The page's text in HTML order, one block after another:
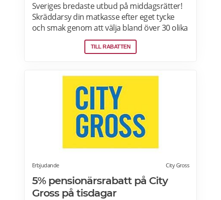
Sveriges bredaste utbud på middagsrätter!
Skräddarsy din matkasse efter eget tycke
och smak genom att välja bland över 30 olika
rätter – varje vecka! Din matkasse levereras
direkt till din dörr. Du kan skräddarsy din
TILL RABATTEN
Erbjudande City Gross
5% pensionärsrabatt på City
Gross på tisdagar